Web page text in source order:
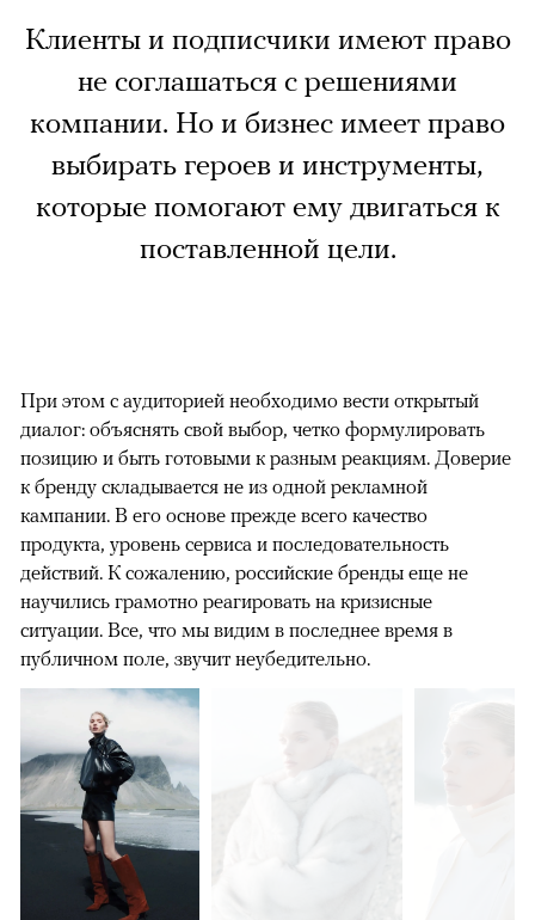
Клиенты и подписчики имеют право
не соглашаться с решениями
компании. Но и бизнес имеет право
выбирать героев и инструменты,
которые помогают ему двигаться к
поставленной цели.
При этом с аудиторией необходимо вести открытый
диалог: объяснять свой выбор, четко формулировать
позицию и быть готовыми к разным реакциям. Доверие
к бренду складывается не из одной рекламной
кампании. В его основе прежде всего качество
продукта, уровень сервиса и последовательность
действий. К сожалению, российские бренды еще не
научились грамотно реагировать на кризисные
ситуации. Все, что мы видим в последнее время в
публичном поле, звучит неубедительно.